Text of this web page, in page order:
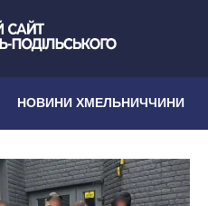
НОВИНИ ХМЕЛЬНИЧЧИНИ